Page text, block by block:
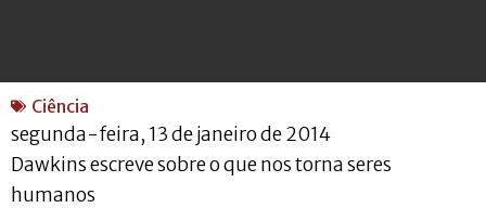
Ciência
segunda-feira, 13 de janeiro de 2014
Dawkins escreve sobre o que nos torna seres
humanos